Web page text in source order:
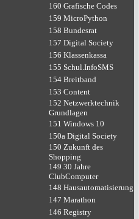
160 Grafische Codes
159 MicroPython
158 Bundesrat
157 Digital Society
156 Klassenkassa
155 Schul.InfoSMS
154 Breitband
153 Content
152 Netzwerktechnik
Grundlagen
151 Windows 10
150a Digital Society
150 Zukunft des
Shopping
149 30 Jahre
ClubComputer
148 Hausautomatisierung
147 Marathon
146 Registry